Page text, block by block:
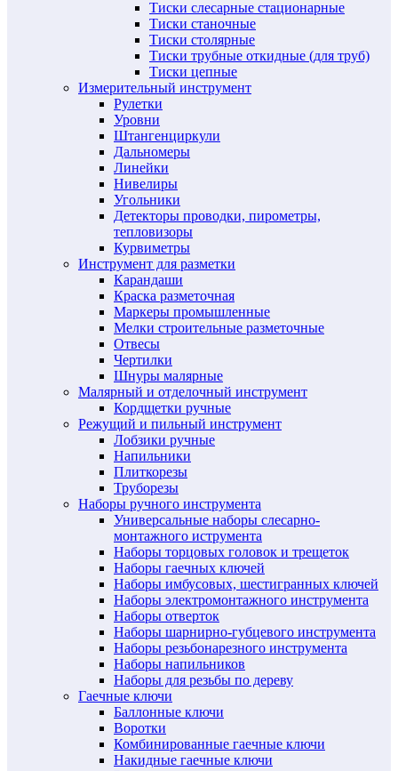
Тиски слесарные стационарные
Тиски станочные
Тиски столярные
Тиски трубные откидные (для труб)
Тиски цепные
Измерительный инструмент
Рулетки
Уровни
Штангенциркули
Дальномеры
Линейки
Нивелиры
Угольники
Детекторы проводки, пирометры,
тепловизоры
Курвиметры
Инструмент для разметки
Карандаши
Краска разметочная
Маркеры промышленные
Мелки строительные разметочные
Отвесы
Чертилки
Шнуры малярные
Малярный и отделочный инструмент
Кордщетки ручные
Режущий и пильный инструмент
Лобзики ручные
Напильники
Плиткорезы
Труборезы
Наборы ручного инструмента
Универсальные наборы слесарно-
монтажного иструмента
Наборы торцовых головок и трещеток
Наборы гаечных ключей
Наборы имбусовых, шестигранных ключей
Наборы электромонтажного инструмента
Наборы отверток
Наборы шарнирно-губцевого инструмента
Наборы резьбонарезного инструмента
Наборы напильников
Наборы для резьбы по дереву
Гаечные ключи
Баллонные ключи
Воротки
Комбинированные гаечные ключи
Накидные гаечные ключи